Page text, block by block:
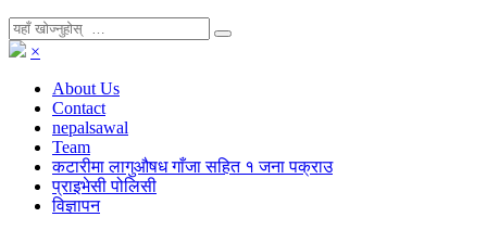
×
About Us
Contact
nepalsawal
Team
कटारीमा लागुऔषध गाँजा सहित १ जना पक्राउ
प्राइभेसी पोलिसी
विज्ञापन